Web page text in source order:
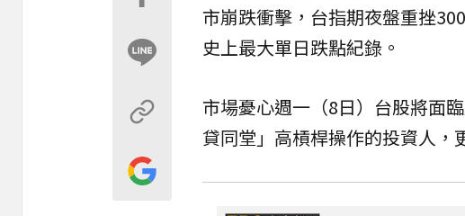
市崩跌衝擊， 台指期夜盤重挫
史上最大單日跌點紀錄。
市場憂心週一（8日） 台股將面
貸同堂 」高槓桿操作的投資人，